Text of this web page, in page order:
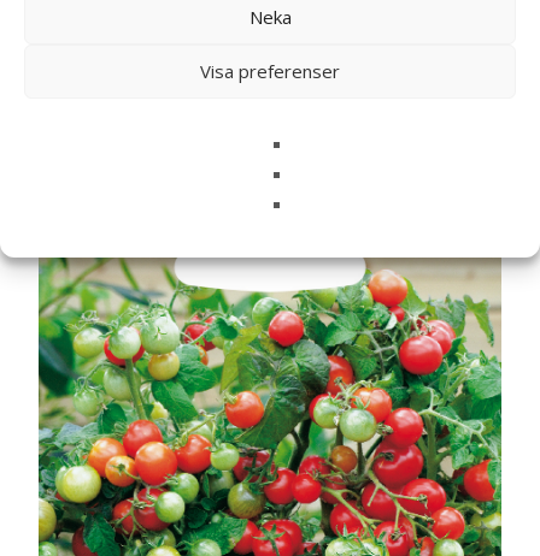
Neka
Visa preferenser
Relaterade produkter